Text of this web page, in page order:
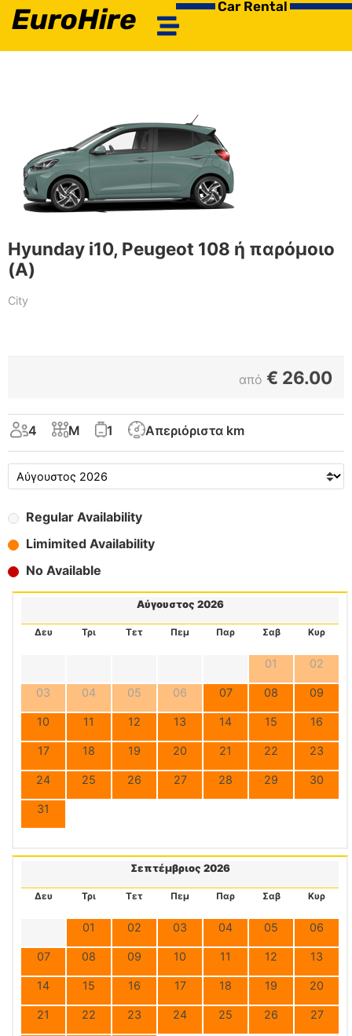
EuroHire Car Rental
Hyunday i10, Peugeot 108 ή παρόμοιο
(A)
City
από € 26.00
4 M 1 Απεριόριστα km
Regular Availability
Limimited Availability
No Available
Αύγουστος 2026
Δευ Τρι Τετ Πεμ Παρ Σαβ Κυρ
01 02
03 04 05 06 07 08 09
10 11 12 13 14 15 16
17 18 19 20 21 22 23
24 25 26 27 28 29 30
31
Σεπτέμβριος 2026
Δευ Τρι Τετ Πεμ Παρ Σαβ Κυρ
01 02 03 04 05 06
07 08 09 10 11 12 13
14 15 16 17 18 19 20
21 22 23 24 25 26 27